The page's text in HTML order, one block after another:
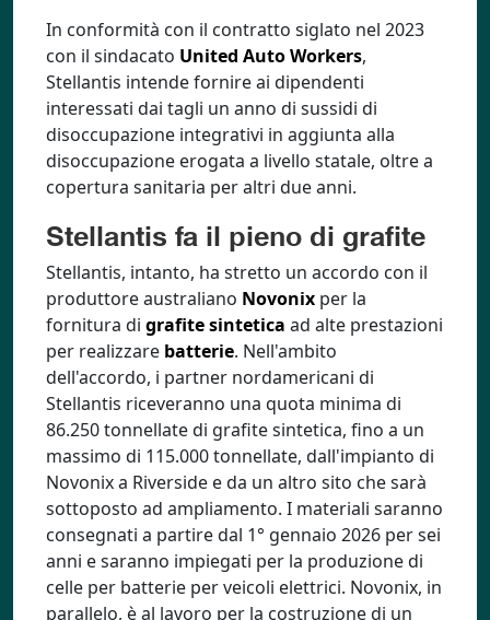
In conformità con il contratto siglato nel 2023
con il sindacato United Auto Workers,
Stellantis intende fornire ai dipendenti
interessati dai tagli un anno di sussidi di
disoccupazione integrativi in aggiunta alla
disoccupazione erogata a livello statale, oltre a
copertura sanitaria per altri due anni.
Stellantis fa il pieno di grafite
Stellantis, intanto, ha stretto un accordo con il
produttore australiano Novonix per la
fornitura di grafite sintetica ad alte prestazioni
per realizzare batterie. Nell'ambito
dell'accordo, i partner nordamericani di
Stellantis riceveranno una quota minima di
86.250 tonnellate di grafite sintetica, fino a un
massimo di 115.000 tonnellate, dall'impianto di
Novonix a Riverside e da un altro sito che sarà
sottoposto ad ampliamento. I materiali saranno
consegnati a partire dal 1° gennaio 2026 per sei
anni e saranno impiegati per la produzione di
celle per batterie per veicoli elettrici. Novonix, in
parallelo, è al lavoro per la costruzione di un